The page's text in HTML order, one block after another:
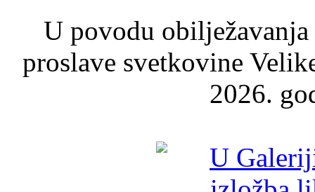
U povodu
proslave svetkovine
2026.